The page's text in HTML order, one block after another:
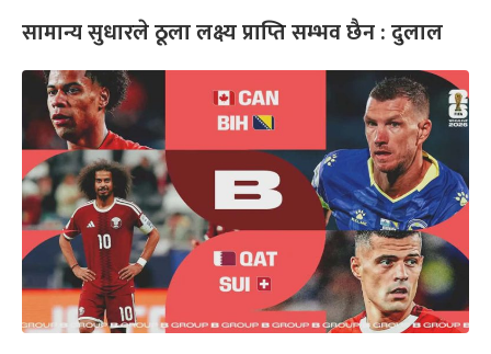
सामान्य सुधारले ठूला लक्ष्य प्राप्ति सम्भव छैन : दुलाल